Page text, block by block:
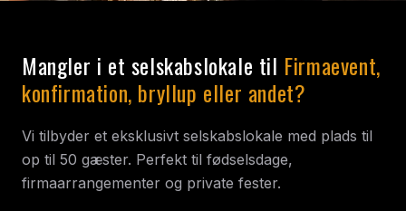
Mangler i et selskabslokale til Firmaevent,
konfirmation, bryllup eller andet?
Vi tilbyder et eksklusivt selskabslokale med plads til
op til 50 gæster. Perfekt til fødselsdage,
firmaarrangementer og private fester.